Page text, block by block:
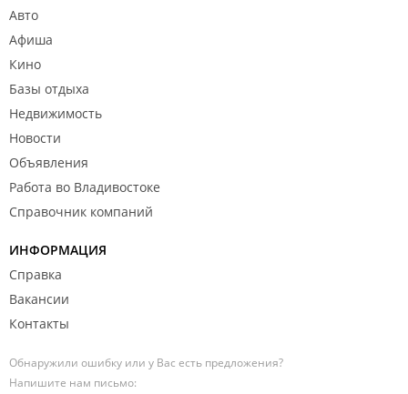
Авто
Афиша
Кино
Базы отдыха
Недвижимость
Новости
Объявления
Работа во Владивостоке
Справочник компаний
ИНФОРМАЦИЯ
Справка
Вакансии
Контакты
Обнаружили ошибку или у Вас есть предложения?
Напишите нам письмо: